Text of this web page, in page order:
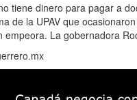
tiene dinero para pagar a
de la UPAV que
empeora. La gobernadora